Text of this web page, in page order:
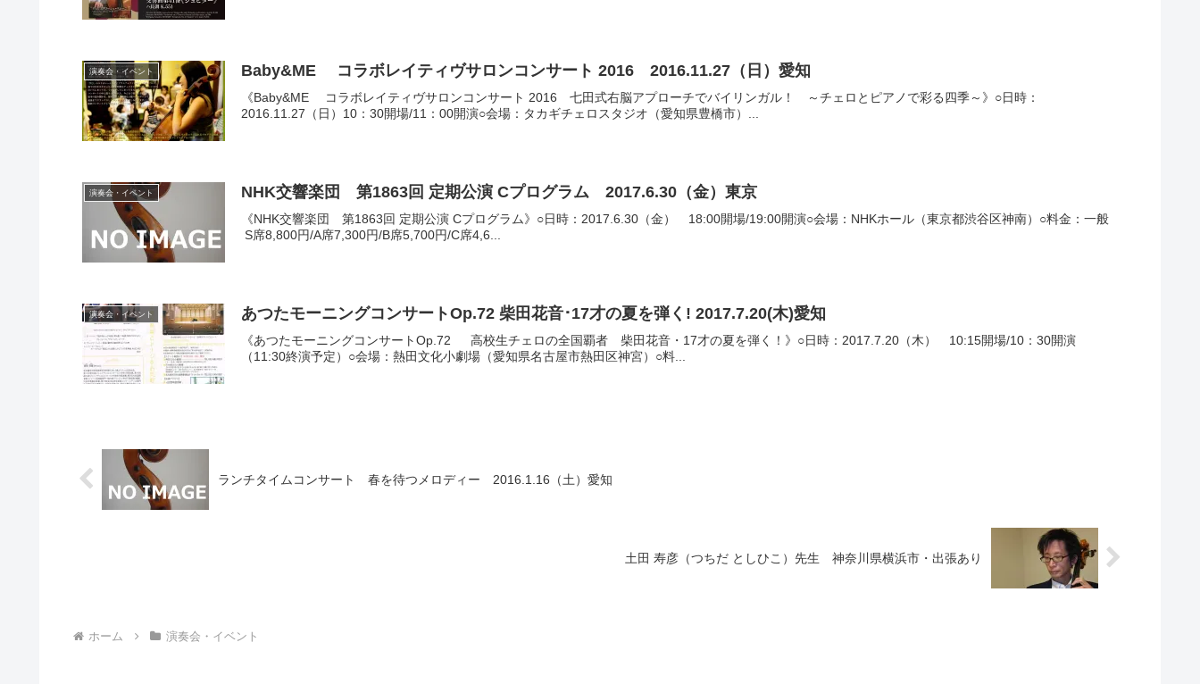
演奏会・イベント Baby&ME コラボレイティヴサロンコンサート 2016 2016.11.27（日）愛知
《Baby&ME コラボレイティヴサロンコンサート 2016 七田式右脳アプローチでバイリンガル！ ～チェロとピアノで彩る四季～》○日時：
2016.11.27（日）10：30開場/11：00開演○会場：タカギチェロスタジオ（愛知県豊橋市）...
演奏会・イベント NHK交響楽団 第1863回 定期公演 Cプログラム 2017.6.30（金）東京
《NHK交響楽団 第1863回 定期公演 Cプログラム》○日時：2017.6.30（金） 18:00開場/19:00開演○会場：NHKホール（東京都渋谷区神南）○料金：一般
S席8,800円/A席7,300円/B席5,700円/C席4,6...
演奏会・イベント あつたモーニングコンサートOp.72 柴田花音･17才の夏を弾く! 2017.7.20(木)愛知
《あつたモーニングコンサートOp.72 高校生チェロの全国覇者 柴田花音・17才の夏を弾く！》○日時：2017.7.20（木） 10:15開場/10：30開演
（11:30終演予定）○会場：熱田文化小劇場（愛知県名古屋市熱田区神宮）○料...
ランチタイムコンサート 春を待つメロディー 2016.1.16（土）愛知
土田 寿彦（つちだ としひこ）先生 神奈川県横浜市・出張あり
ホーム 演奏会・イベント